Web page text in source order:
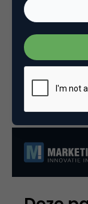
medewerker.
als het gaat
als je dat in
verdiende
onder de